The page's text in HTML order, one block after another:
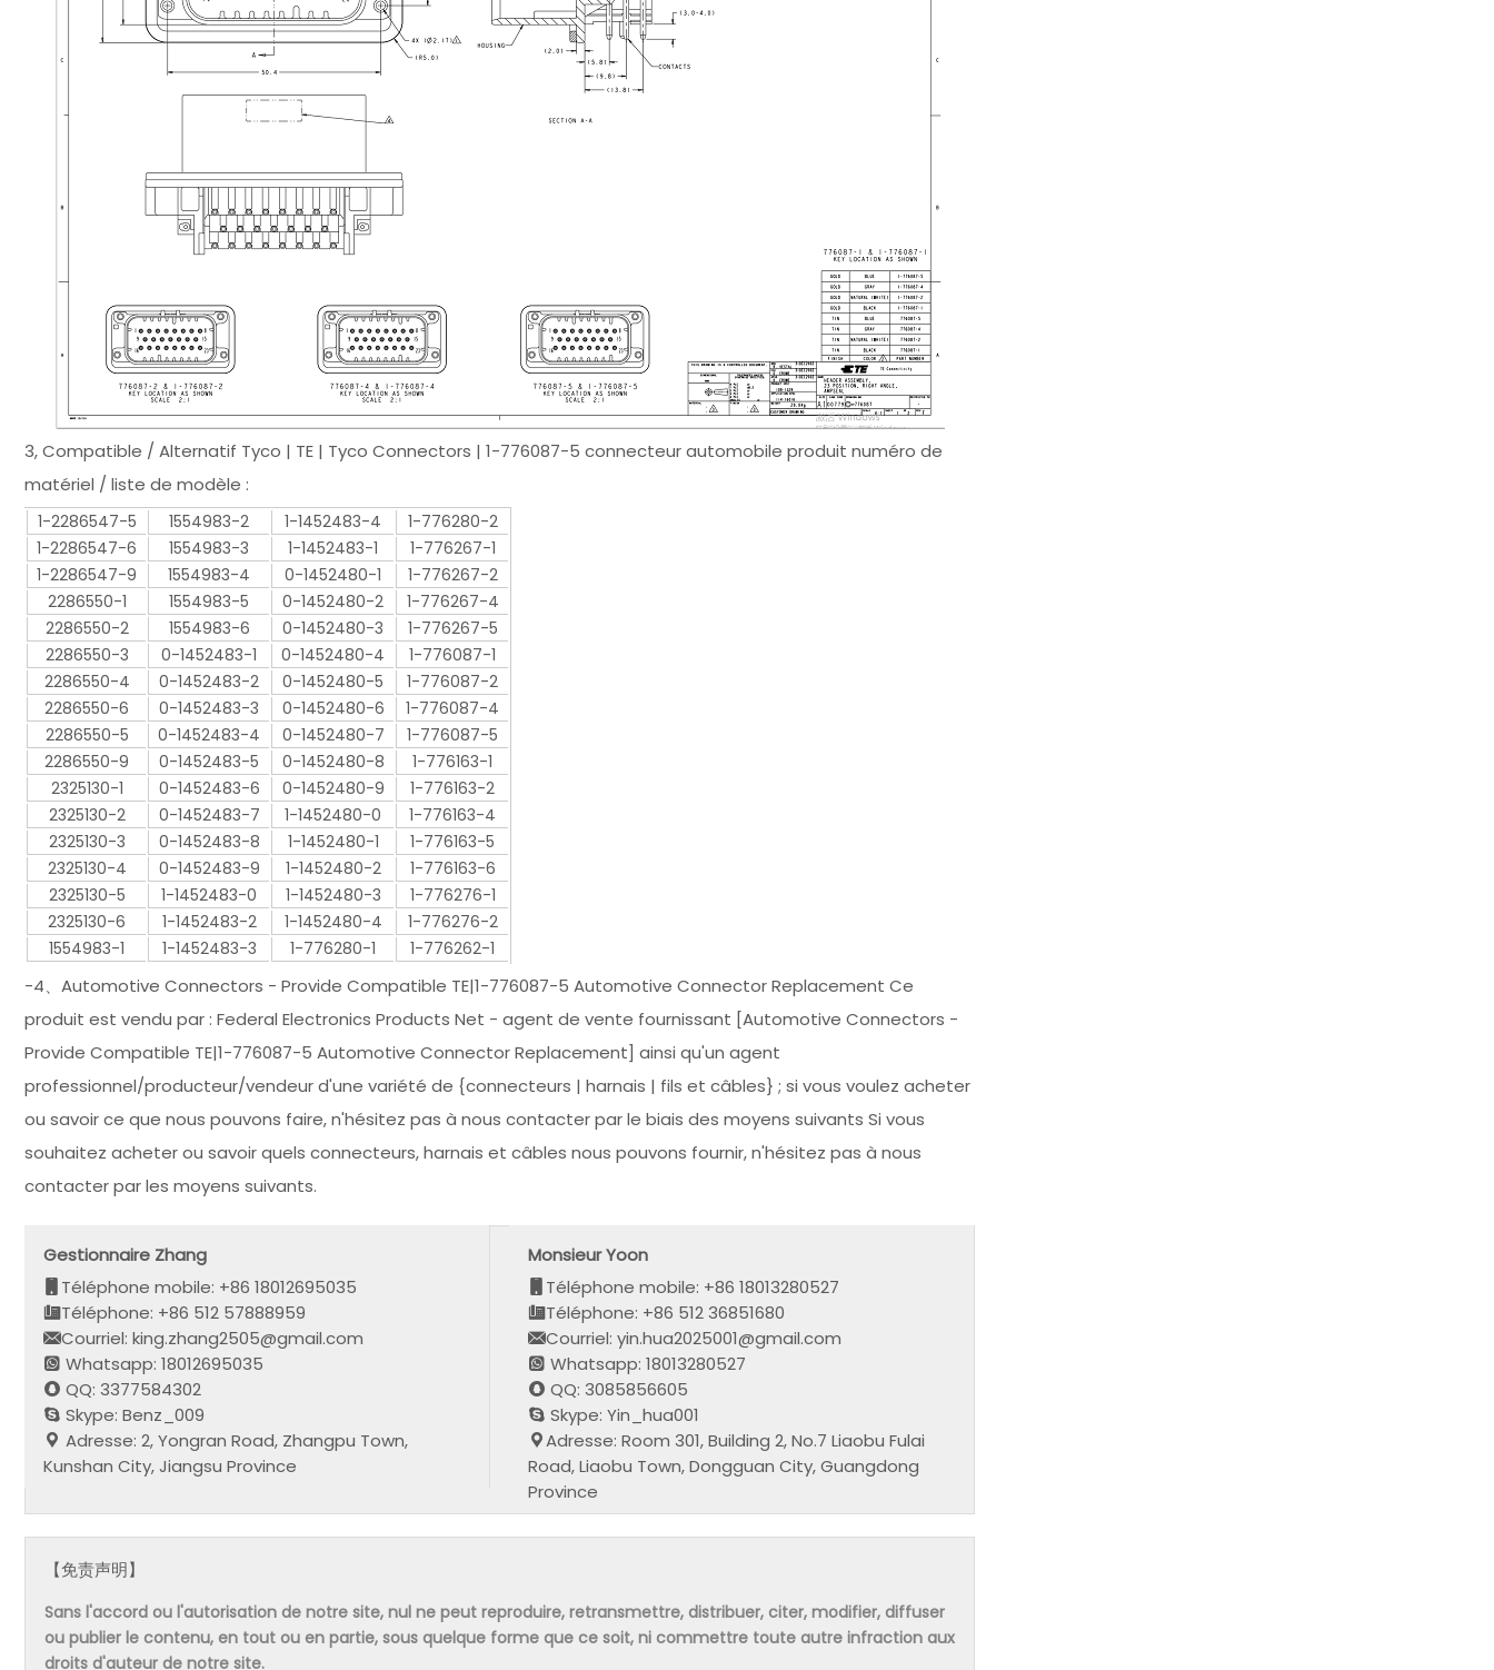
3, Compatible / Alternatif Tyco | TE | Tyco Connectors | 1-776087-5 connecteur automobile produit numéro de
matériel / liste de modèle :
1-2286547-5 1554983-2 1-1452483-4
1-776280-2
1-2286547-6
1554983-3 1-1452483-1
1-776267-1
1-2286547-9
1554983-4 0-1452480-1
1-776267-2
2286550-1
1554983-5 0-1452480-2
1-776267-4
2286550-2
1554983-6 0-1452480-3
1-776267-5
2286550-3
0-1452483-1 0-1452480-4
1-776087-1
2286550-4
0-1452483-2 0-1452480-5
1-776087-2
2286550-6
0-1452483-3 0-1452480-6
1-776087-4
2286550-5
0-1452483-4 0-1452480-7
1-776087-5
2286550-9
0-1452483-5 0-1452480-8
1-776163-1
2325130-1
0-1452483-6 0-1452480-9
1-776163-2
2325130-2
0-1452483-7 1-1452480-0
1-776163-4
2325130-3
0-1452483-8 1-1452480-1
1-776163-5
2325130-4
0-1452483-9 1-1452480-2
1-776163-6
2325130-5
1-1452483-0 1-1452480-3
1-776276-1
2325130-6
1-1452483-2 1-1452480-4
1-776276-2
1554983-1
1-1452483-3 1-776280-1 1-776262-1
-4、Automotive Connectors - Provide Compatible TE|1-776087-5 Automotive Connector Replacement Ce
produit est vendu par : Federal Electronics Products Net - agent de vente fournissant [Automotive Connectors -
Provide Compatible TE|1-776087-5 Automotive Connector Replacement] ainsi qu'un agent
professionnel/producteur/vendeur d'une variété de {connecteurs | harnais | fils et câbles} ; si vous voulez acheter
ou savoir ce que nous pouvons faire, n'hésitez pas à nous contacter par le biais des moyens suivants Si vous
souhaitez acheter ou savoir quels connecteurs, harnais et câbles nous pouvons fournir, n'hésitez pas à nous
contacter par les moyens suivants.
Gestionnaire Zhang
Téléphone mobile: +86 18012695035
Téléphone: +86 512 57888959
Courriel: king.zhang2505@gmail.com
Whatsapp: 18012695035
QQ: 3377584302
Skype: Benz_009
Adresse: 2, Yongran Road, Zhangpu Town,
Kunshan City, Jiangsu Province
Monsieur Yoon
Téléphone mobile: +86 18013280527
Téléphone: +86 512 36851680
Courriel: yin.hua2025001@gmail.com
Whatsapp: 18013280527
QQ: 3085856605
Skype: Yin_hua001
Adresse: Room 301, Building 2, No.7 Liaobu Fulai
Road, Liaobu Town, Dongguan City, Guangdong
Province
【免责声明】
Sans l'accord ou l'autorisation de notre site, nul ne peut reproduire, retransmettre, distribuer, citer, modifier, diffuser
ou publier le contenu, en tout ou en partie, sous quelque forme que ce soit, ni commettre toute autre infraction aux
droits d'auteur de notre site.